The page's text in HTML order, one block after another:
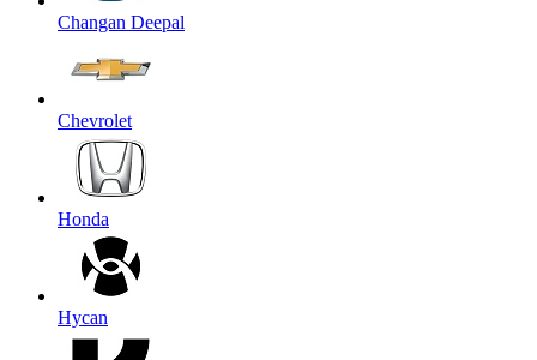
Changan Deepal
Chevrolet
Honda
Hycan